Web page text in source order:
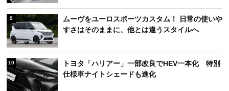
9
ムーヴをユーロスポーツカスタム！ 日常の使いや
すさはそのままに、他とは違うスタイルへ
10
トヨタ「ハリアー」一部改良でHEV一本化 特別
仕様車ナイトシェードも進化